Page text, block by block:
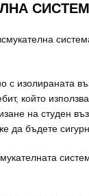
с изолираната
който
на студен
да бъдете